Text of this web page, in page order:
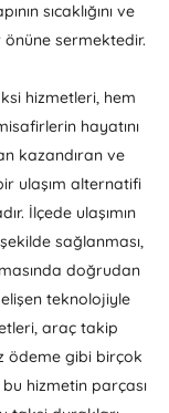
sıcaklığını ve
önüne sermektedir.
hizmetleri, hem
hayatını
kazandıran ve
ulaşım alternatifi
İlçede ulaşımın
sağlanması,
doğrudan
teknolojiyle
araç takip
ödeme gibi birçok
hizmetin parçası